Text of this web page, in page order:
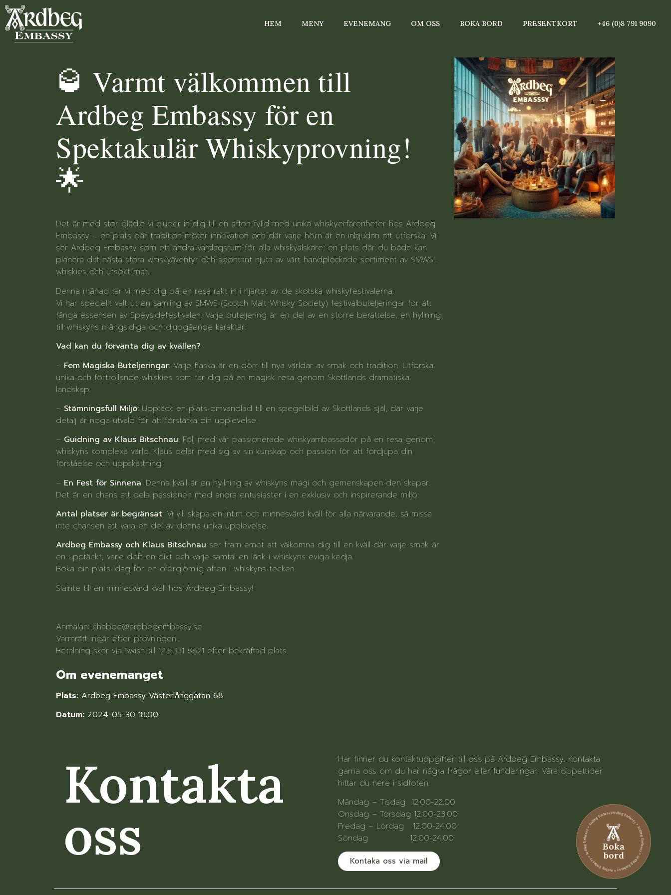
HEM MENY EVENEMANG OM OSS BOKA BORD PRESENTKORT +46 (0)8 791 9090
🥃 Varmt välkommen till
Ardbeg Embassy för en
Spektakulär Whiskyprovning!
🌟
Det är med stor glädje vi bjuder in dig till en afton fylld med unika whiskyerfarenheter hos Ardbeg
Embassy – en plats där tradition möter innovation och där varje hörn är en inbjudan att utforska. Vi
ser Ardbeg Embassy som ett andra vardagsrum för alla whiskyälskare; en plats där du både kan
planera ditt nästa stora whiskyäventyr och spontant njuta av vårt handplockade sortiment av SMWS-
whiskies och utsökt mat.
Denna månad tar vi med dig på en resa rakt in i hjärtat av de skotska whiskyfestivalerna.
Vi har speciellt valt ut en samling av SMWS (Scotch Malt Whisky Society) festivalbuteljeringar för att
fånga essensen av Speysidefestivalen. Varje buteljering är en del av en större berättelse, en hyllning
till whiskyns mångsidiga och djupgående karaktär.
Vad kan du förvänta dig av kvällen?
– Fem Magiska Buteljeringar: Varje flaska är en dörr till nya världar av smak och tradition. Utforska
unika och förtrollande whiskies som tar dig på en magisk resa genom Skottlands dramatiska
landskap.
– Stämningsfull Miljö: Upptäck en plats omvandlad till en spegelbild av Skottlands själ, där varje
detalj är noga utvald för att förstärka din upplevelse.
– Guidning av Klaus Bitschnau: Följ med vår passionerade whiskyambassadör på en resa genom
whiskyns komplexa värld. Klaus delar med sig av sin kunskap och passion för att fördjupa din
förståelse och uppskattning.
– En Fest för Sinnena: Denna kväll är en hyllning av whiskyns magi och gemenskapen den skapar.
Det är en chans att dela passionen med andra entusiaster i en exklusiv och inspirerande miljö.
Antal platser är begränsat: Vi vill skapa en intim och minnesvärd kväll för alla närvarande, så missa
inte chansen att vara en del av denna unika upplevelse.
Ardbeg Embassy och Klaus Bitschnau ser fram emot att välkomna dig till en kväll där varje smak är
en upptäckt, varje doft en dikt och varje samtal en länk i whiskyns eviga kedja.
Boka din plats idag för en oförglömlig afton i whiskyns tecken.
Slainte till en minnesvärd kväll hos Ardbeg Embassy!
Anmälan: chabbe@ardbegembassy.se
Varmrätt ingår efter provningen.
Betalning sker via Swish till 123 331 8821 efter bekräftad plats.
Om evenemanget
Plats: Ardbeg Embassy Västerlånggatan 68
Datum: 2024-05-30 18:00
Ardbeg Embassy • Ardbeg Embassy • Ardbeg Embassy • Ardbeg Embassy • Ardbeg Embassy • Ardbeg Embassy
Boka
bord
Kontakta
oss
Här finner du kontaktuppgifter till oss på Ardbeg Embassy. Kontakta
gärna oss om du har några frågor eller funderingar. Våra öppettider
hittar du nere i sidfoten.
Måndag – Tisdag 12.00-22.00
Onsdag – Torsdag 12.00-23.00
Fredag – Lördag 12.00-24.00
Söndag 12.00-24.00
Kontaka oss via mail